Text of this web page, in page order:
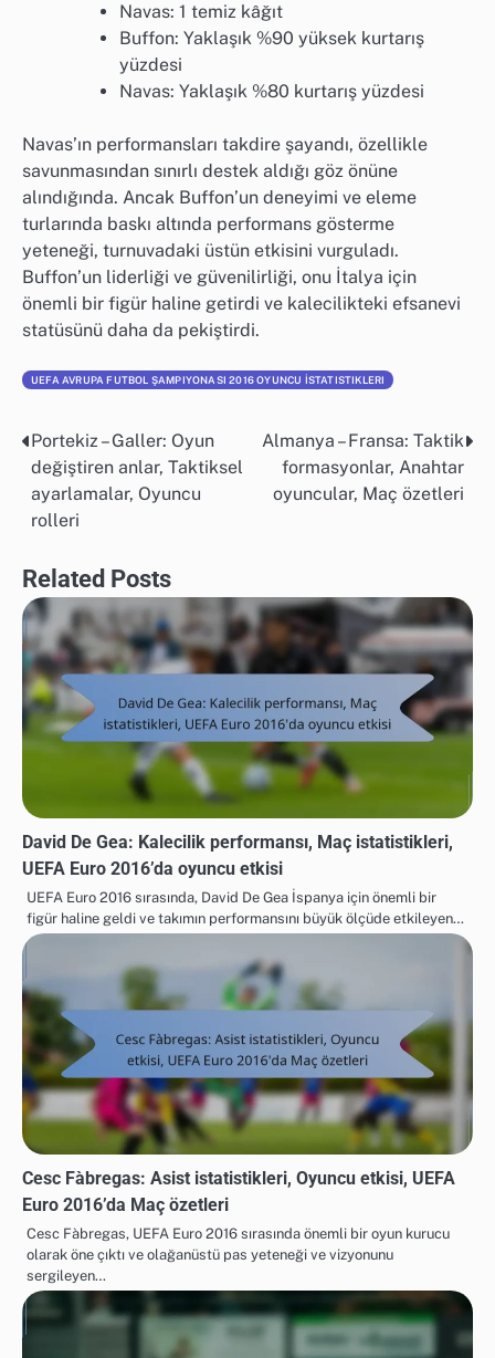
Navas: 1 temiz kâğıt
Buffon: Yaklaşık %90 yüksek kurtarış
yüzdesi
Navas: Yaklaşık %80 kurtarış yüzdesi
Navas’ın performansları takdire şayandı, özellikle
savunmasından sınırlı destek aldığı göz önüne
alındığında. Ancak Buffon’un deneyimi ve eleme
turlarında baskı altında performans gösterme
yeteneği, turnuvadaki üstün etkisini vurguladı.
Buffon’un liderliği ve güvenilirliği, onu İtalya için
önemli bir figür haline getirdi ve kalecilikteki efsanevi
statüsünü daha da pekiştirdi.
UEFA AVRUPA FUTBOL ŞAMPIYONASI 2016 OYUNCU İSTATISTIKLERI
Post
navigation
Portekiz – Galler: Oyun
değiştiren anlar, Taktiksel
ayarlamalar, Oyuncu
rolleri
Almanya – Fransa: Taktik
formasyonlar, Anahtar
oyuncular, Maç özetleri
Related Posts
David De Gea: Kalecilik performansı, Maç istatistikleri,
UEFA Euro 2016’da oyuncu etkisi
UEFA Euro 2016 sırasında, David De Gea İspanya için önemli bir
figür haline geldi ve takımın performansını büyük ölçüde etkileyen…
Cesc Fàbregas: Asist istatistikleri, Oyuncu etkisi, UEFA
Euro 2016’da Maç özetleri
Cesc Fàbregas, UEFA Euro 2016 sırasında önemli bir oyun kurucu
olarak öne çıktı ve olağanüstü pas yeteneği ve vizyonunu
sergileyen…